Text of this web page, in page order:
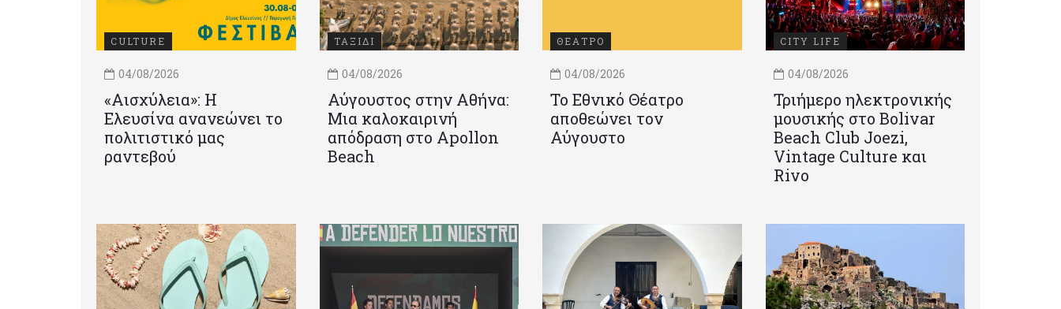
CULTURE
04/08/2026
«Αισχύλεια»: Η
Ελευσίνα ανανεώνει το
πολιτιστικό μας
ραντεβού
ΤΑΞΙΔΙ
04/08/2026
Αύγουστος στην Αθήνα:
Μια καλοκαιρινή
απόδραση στο Apollon
Beach
ΘΕΑΤΡΟ
04/08/2026
Το Εθνικό Θέατρο
αποθεώνει τον
Αύγουστο
CITY LIFE
04/08/2026
Τριήμερο ηλεκτρονικής
μουσικής στο Bolivar
Beach Club Joezi,
Vintage Culture και
Rivo